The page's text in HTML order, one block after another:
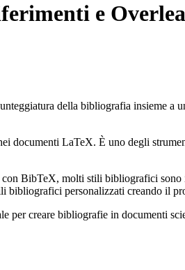
e
della bibliografia insieme a
documenti LaTeX. È uno degli
BibTeX, molti stili bibliografici
personalizzati creando il
per creare bibliografie in documenti